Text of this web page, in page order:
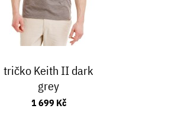
tričko Keith II dark
grey
1 699 Kč